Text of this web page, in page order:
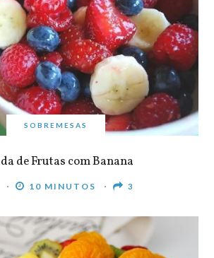
SOBREMESAS
de Frutas com Banana
10 MINUTOS 3